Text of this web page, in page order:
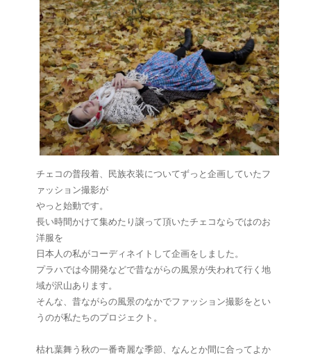
チェコの普段着、民族衣装についてずっと企画していたフ
ァッション撮影が
やっと始動です。
長い時間かけて集めたり譲って頂いたチェコならではのお
洋服を
日本人の私がコーディネイトして企画をしました。
プラハでは今開発などで昔ながらの風景が失われて行く地
域が沢山あります。
そんな、昔ながらの風景のなかでファッション撮影をとい
うのが私たちのプロジェクト。
枯れ葉舞う秋の一番奇麗な季節、なんとか間に合ってよか